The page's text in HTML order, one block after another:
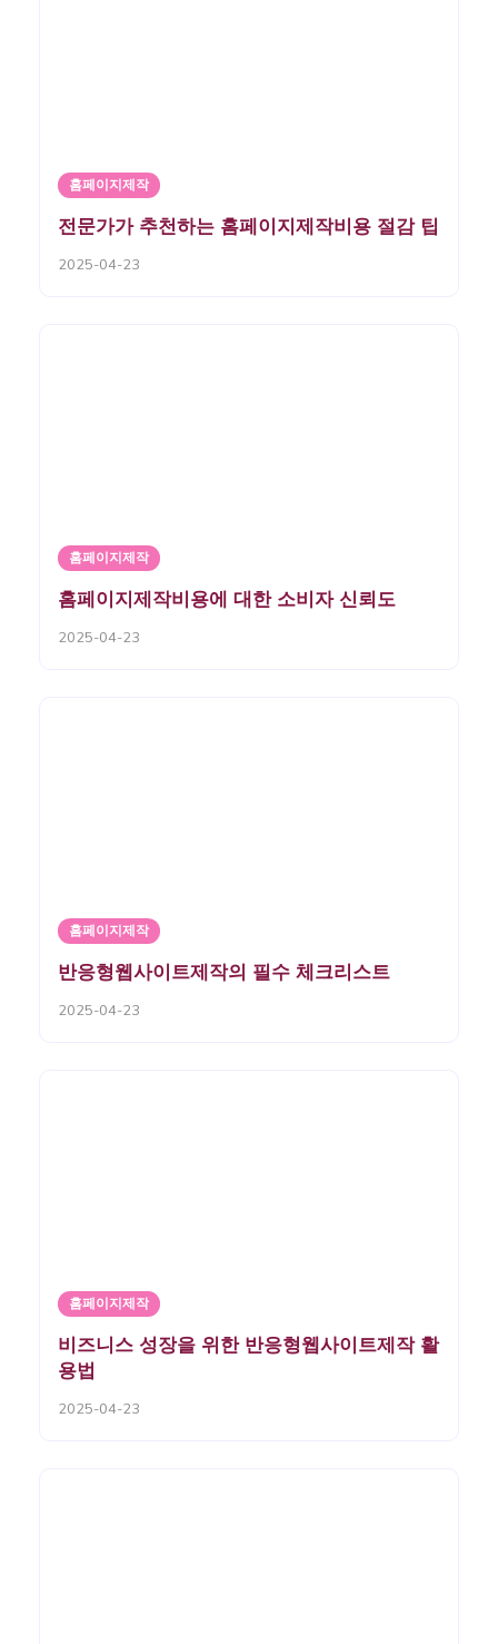
홈페이지제작
전문가가 추천하는 홈페이지제작비용 절감 팁
2025-04-23
홈페이지제작
홈페이지제작비용에 대한 소비자 신뢰도
2025-04-23
홈페이지제작
반응형웹사이트제작의 필수 체크리스트
2025-04-23
홈페이지제작
비즈니스 성장을 위한 반응형웹사이트제작 활
용법
2025-04-23